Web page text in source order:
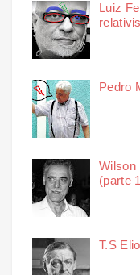
Luiz
Pedro
Wilson
(parte
T.S